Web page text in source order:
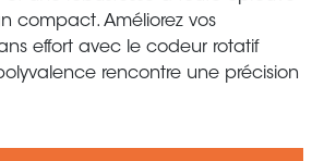
compact. Améliorez vos
effort avec le codeur rotatif
rencontre une précision